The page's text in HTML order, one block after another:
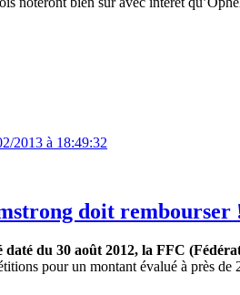
2013 à 18:49:32
doit rembourser
du 30 août 2012, la FFC
pour un montant évalué à près